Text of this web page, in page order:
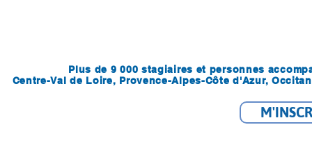
Plus de 9 000 stagiaires et personnes
Centre-Val de Loire, Provence-Alpes-Côte d'Azur,